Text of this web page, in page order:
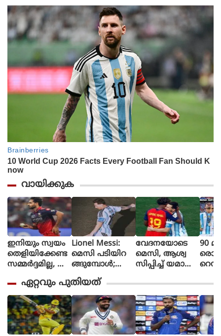
വായിക്കുക
ഇനിയും സ്വയം
തെളിയിക്കേണ്ട
സമ്മർദ്ദമില്ല, അ
ഭിച്ചാൽ സ
ന്തോഷം അത്ര
മാത്രം : ഭുവ
നേശ്വർ കുമാർ
Lionel Messi:
മെസി പടിയിറ
ങ്ങുമ്പോൾ;
വീണ്ടും
സാക്ഷിയായി
മെറ്റ്‌ലൈഫ്
വേദനയോടെ
മെസി, ആശ്വ
സിപ്പിച്ച് യമാൽ
90
രൊറ്റ
ളി
ൻ്റീന,
ഏറ്റവും പുതിയത്